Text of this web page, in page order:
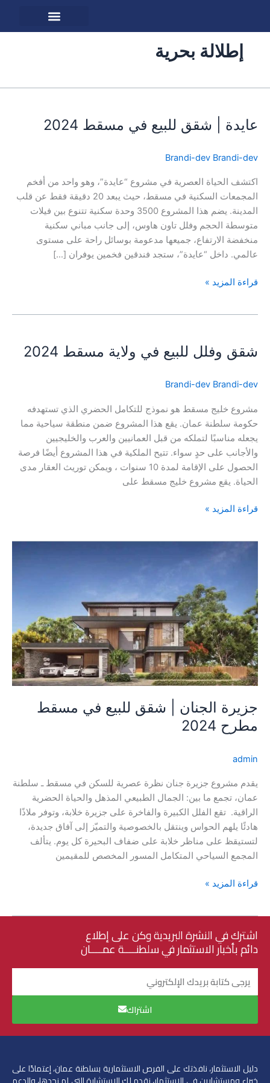
المحتوى
إطلالة بحرية
عايدة | شقق للبيع في مسقط 2024
Brandi-dev Brandi-dev
اكتشف الحياة العصرية في مشروع “عايدة”، وهو واحد من أفخم
المجمعات السكنية في مسقط، حيث يبعد 20 دقيقة فقط عن قلب
المدينة. يضم هذا المشروع 3500 وحدة سكنية تتنوع بين فيلات
متوسطة الحجم وفلل تاون هاوس، إلى جانب مباني سكنية
منخفضة الارتفاع، جميعها مدعومة بوسائل راحة على مستوى
عالمي. داخل “عايدة”، ستجد فندقين فخمين يوفران […]
شقق
في
2024
قراءة المزيد »
شقق وفلل للبيع في ولاية مسقط 2024
Brandi-dev Brandi-dev
مشروع خليج مسقط هو نموذج للتكامل الحضري الذي تستهدفه
حكومة سلطنة عمان. يقع هذا المشروع ضمن منطقة سياحية مما
يجعله مناسبًا لتملكه من قبل العمانيين والعرب والخليجيين
والأجانب على حدٍ سواء. تتيح الملكية في هذا المشروع أيضًا فرصة
الحصول على الإقامة لمدة 10 سنوات ، ويمكن توريث العقار مدى
الحياة. يقع مشروع خليج مسقط على
للبيع
ولاية
2024
قراءة المزيد »
جزيرة الجنان | شقق للبيع في مسقط
مطرح 2024
admin
يقدم مشروع جزيرة جنان نظرة عصرية للسكن في مسقط ـ سلطنة
عمان، تجمع ما بين: الجمال الطبيعي المذهل والحياة الحضرية
الراقية. تقع الفلل الكبيرة والفاخرة على جزيرة خلابة، وتوفر ملاذًا
هادئًا يلهم الحواس وينتقل بالخصوصية والتميّز إلى آفاق جديدة،
لتستيقظ على مناظر خلابة على ضفاف البحيرة كل يوم. يتألف
المجمع السياحي المتكامل المسور المخصص للمقيمين
شقق
للبيع
في
مسقط
مطرح
2024
قراءة المزيد »
اشترك في النشرة البريدية وكن على إطلاع
دائم بأخبار الاستثمار في سلطنــــة عمــــان
الإلكتروني
اشتراك
دليل الاستثمار، نافذتك على الفرص الاستثمارية بسلطنة عمان، إعتمادًا على